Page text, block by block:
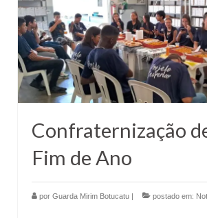
Confraternização
Fim de Ano
por Guarda Mirim Botucatu postado em: